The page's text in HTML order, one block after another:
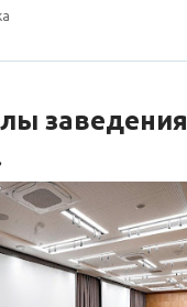
заведения